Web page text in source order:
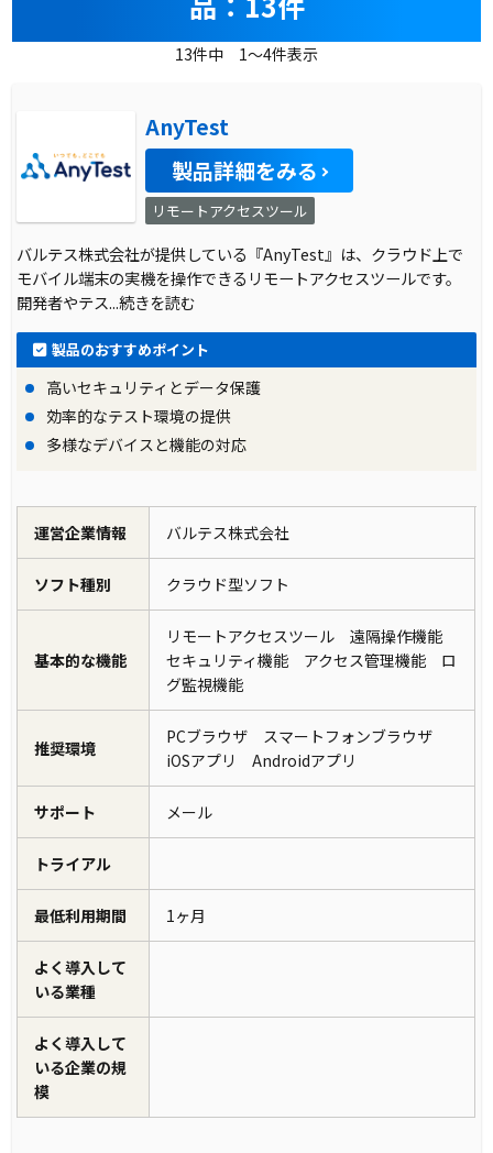
13件中 1～4件表示
AnyTest
製品詳細をみる
リモートアクセスツール
バルテス株式会社が提供している『AnyTest』は、クラウド上で
モバイル端末の実機を操作できるリモートアクセスツールです。
開発者やテス...続きを読む
製品のおすすめポイント
高いセキュリティとデータ保護
効率的なテスト環境の提供
多様なデバイスと機能の対応
運営企業情報 バルテス株式会社
ソフト種別 クラウド型ソフト
基本的な機能
リモートアクセスツール 遠隔操作機能
セキュリティ機能 アクセス管理機能 ロ
グ監視機能
推奨環境
PCブラウザ スマートフォンブラウザ
iOSアプリ Androidアプリ
サポート メール
トライアル
最低利用期間 1ヶ月
よく導入して
いる業種
よく導入して
いる企業の規
模